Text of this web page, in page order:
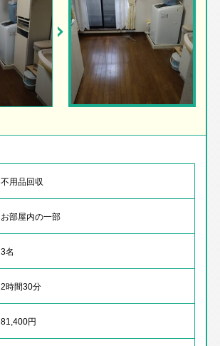
不用品回収
お部屋内の一部
3名
2時間30分
81,400円